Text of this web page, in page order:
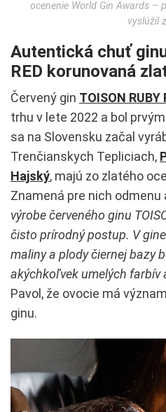
ocenenie World Gin Awards –
vyslúžil
Autentická chuť
RED korunovaná
Červený gin TOISON RUBY
trhu v lete 2022 a bol
sa na Slovensku začal
Trenčianskych Tepliciach,
Hajský, majú zo zlatého
Znamená pre nich
výrobe červeného ginu
čisto prírodný postup. V
maliny a plody čiernej bazy
akýchkoľvek umelých farbív
Pavol, že ovocie má
ginu.